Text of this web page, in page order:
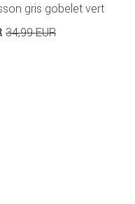
gris gobelet vert
34,99 EUR